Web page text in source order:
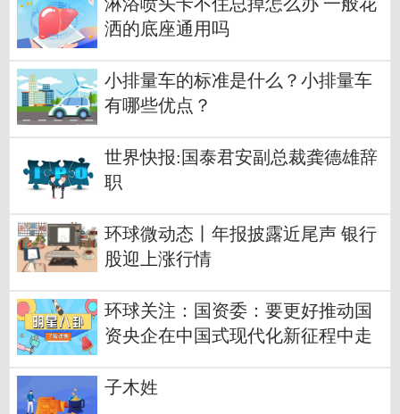
淋浴喷头卡不住总掉怎么办 一般花
洒的底座通用吗
小排量车的标准是什么？小排量车
有哪些优点？
世界快报:国泰君安副总裁龚德雄辞
职
环球微动态丨年报披露近尾声 银行
股迎上涨行情
环球关注：国资委：要更好推动国
资央企在中国式现代化新征程中走
子木姓